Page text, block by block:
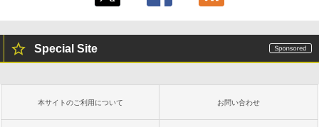
Special Site
本サイトのご利用について お問い合わせ